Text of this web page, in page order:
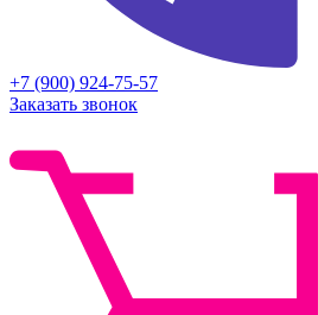
+7 (900) 924-75-57
Заказать звонок